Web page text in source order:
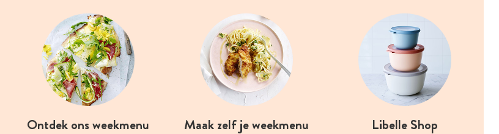
Ontdek ons weekmenu Maak zelf je weekmenu Libelle Shop